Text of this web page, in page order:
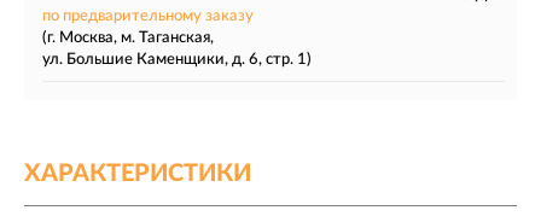
по предварительному заказу
(г. Москва, м. Таганская,
ул. Большие Каменщики, д. 6, стр. 1)
ХАРАКТЕРИСТИКИ